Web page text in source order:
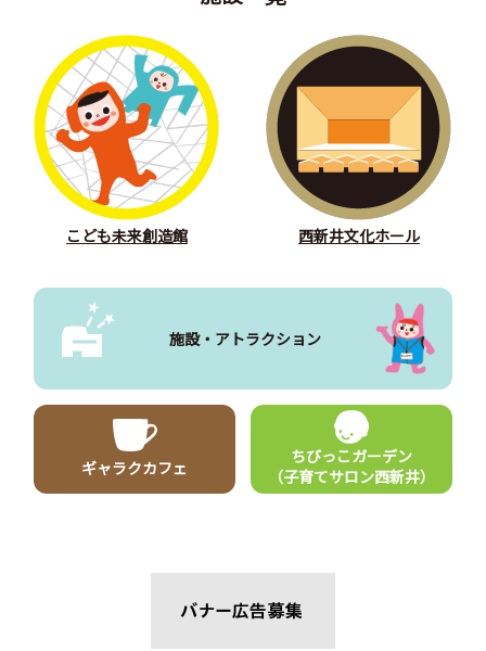
こども未来創造館 西新井文化ホール
施設・アトラクション
ギャラクカフェ
ちびっこガーデン
（子育てサロン西新井）